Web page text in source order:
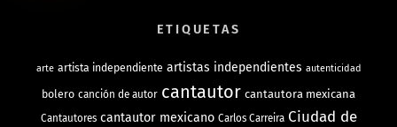
ETIQUETAS
arte artista independiente artistas independientes autenticidad
bolero canción de autor cantautor cantautora mexicana
Cantautores cantautor mexicano Carlos Carreira Ciudad de